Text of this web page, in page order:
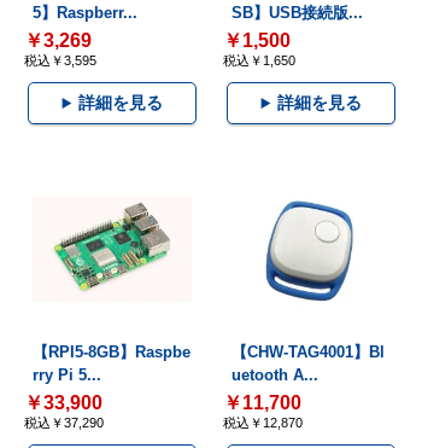
5】Raspberr...
￥3,269
税込￥3,595
詳細を見る
SB】USB接続版...
￥1,500
税込￥1,650
詳細を見る
【RPI5-8GB】Raspbe
rry Pi 5...
￥33,900
税込￥37,290
【CHW-TAG4001】Bl
uetooth A...
￥11,700
税込￥12,870